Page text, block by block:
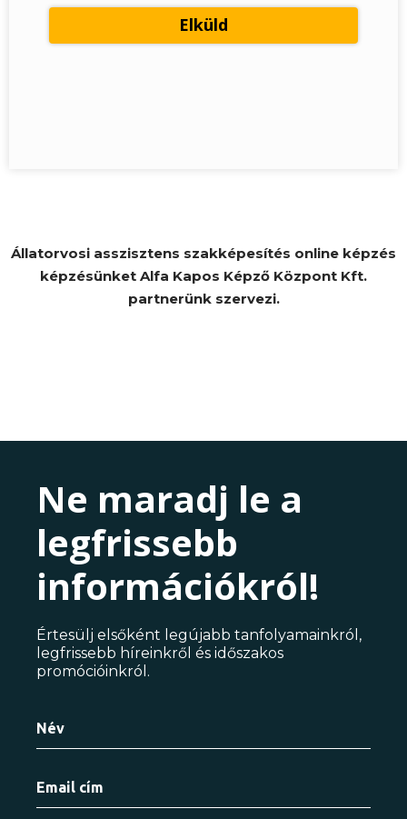
Állatorvosi asszisztens szakképesítés online képzés
képzésünket Alfa Kapos Képző Központ Kft.
partnerünk szervezi.
Ne maradj le a
legfrissebb
információkról!
Értesülj elsőként legújabb tanfolyamainkról,
legfrissebb híreinkről és időszakos
promócióinkról.